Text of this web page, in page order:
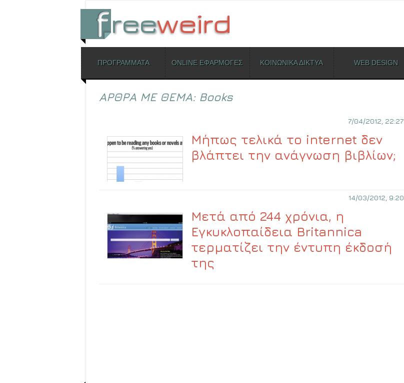
Skip to content
ΠΡΟΓΡΑΜΜΑΤΑ ONLINE ΕΦΑΡΜΟΓΕΣ ΚΟΙΝΩΝΙΚΑ ΔΙΚΤΥΑ WEB DESIGN
ΑΡΘΡΑ ΜΕ ΘΕΜΑ: Books
7/04/2012, 22:27
Μήπως τελικά το internet δεν
βλάπτει την ανάγνωση βιβλίων;
14/03/2012, 9:20
Μετά από 244 χρόνια, η
Εγκυκλοπαίδεια Britannica
τερματίζει την έντυπη έκδοσή
της